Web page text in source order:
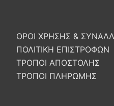
ΟΡΟΙ ΧΡΗΣΗΣ &
ΠΟΛΙΤΙΚΗ ΕΠΙΣΤΡΟΦΩΝ
ΤΡΟΠΟΙ ΑΠΟΣΤΟΛΗΣ
ΤΡΟΠΟΙ ΠΛΗΡΩΜΗΣ